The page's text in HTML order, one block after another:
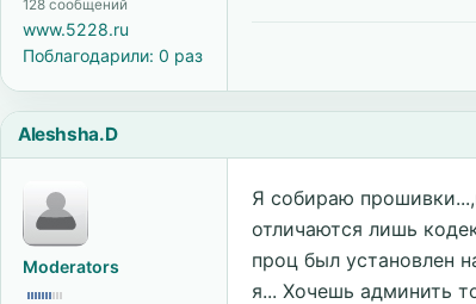
128 сообщений
www.5228.ru
Поблагодарили: 0 раз
Aleshsha.D
Moderators
Я собираю прошивки...
отличаются лишь
проц был установлен
я... Хочешь админить